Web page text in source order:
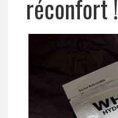
réconfort !